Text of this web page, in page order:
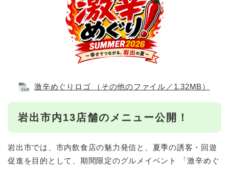
激辛めぐりロゴ （その他のファイル／1.32MB）
岩出市内13店舗のメニュー公開！
岩出市では、市内飲食店の魅力発信と、夏季の誘客・回遊
促進を目的として、期間限定のグルメイベント 「激辛めぐ